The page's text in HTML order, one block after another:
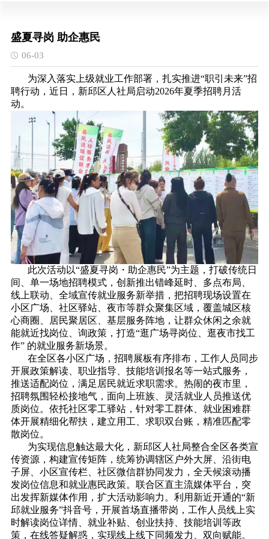
盛夏寻岗 助企惠民
06-03
为深入落实上级就业工作部署，扎实推进“职引未来”招
聘行动，近日，新邱区人社局启动2026年夏季招聘月活
动。
此次活动以“盛夏寻岗・助企惠民”为主题，打破传统日
间、单一场地招聘模式，创新推出错峰延时、多点布局、
线上联动、全域宣传就业服务新举措，把招聘现场设置在
小区广场、社区驿站、夜市等群众聚集区域，覆盖城区核
心商圈、居民聚居区、基层服务阵地，让群众休闲之余就
能就近找岗位、询政策，打造“逛广场寻岗位、逛夜市找工
作” 的就业服务新场景。
在全区各小区广场，招聘展板有序排布，工作人员同步
开展政策解读、职业指导、技能培训报名等一站式服务，
推送适配岗位，满足居民就近求职需求。热闹的夜市里，
招聘氛围轻松接地气，面向上班族、灵活就业人员推送优
质岗位。依托社区零工驿站，针对零工群体、就业困难群
体开展精细化帮扶，建立用工、求职双台账，精准匹配零
散岗位。
为实现信息触达最大化，新邱区人社局整合全区各类宣
传资源，构建宣传矩阵，统筹协调辖区户外大屏、沿街电
子屏、小区宣传栏、社区微信群协同发力，全天候滚动播
发岗位信息和就业惠民政策。联合区直主流媒体平台，突
出发挥新媒体作用，扩大活动影响力。利用新近开通的“新
邱就业服务”抖音号，开展首场直播带岗，工作人员线上实
时解读岗位详情、就业补贴、创业扶持、技能培训等政
策，在线答疑解惑，实现线上线下同频发力、双向赋能。